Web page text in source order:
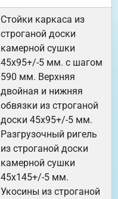
Стойки каркаса из
строганой доски
камерной сушки
45х95+/-5 мм. с шагом
590 мм. Верхняя
двойная и нижняя
обвязки из строганой
доски 45х95+/-5 мм.
Разгрузочный ригель
из строганой доски
камерной сушки
45х145+/-5 мм.
Укосины из строганой